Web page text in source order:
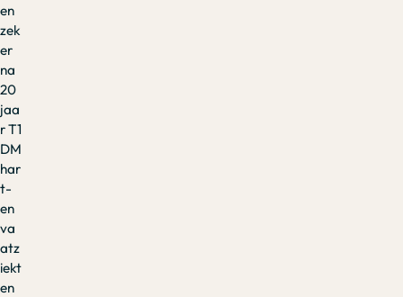
en
zek
er
na
20
jaa
r T1
DM
har
t-
en
va
atz
iekt
en